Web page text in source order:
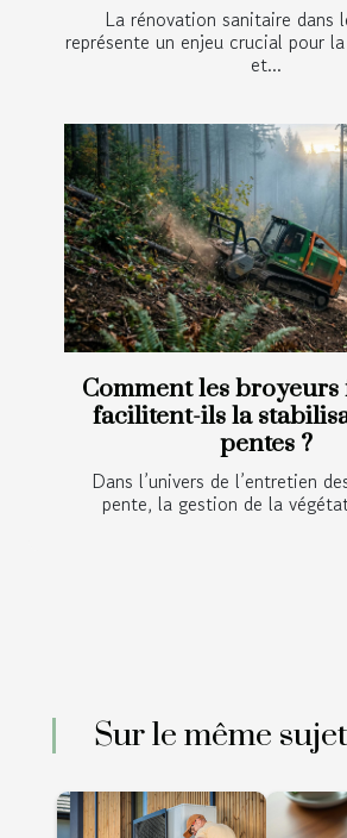
La rénovation sanitaire dans
représente un enjeu crucial pour
et...
Comment les
facilitent-ils la
pentes ?
Dans l’univers de l’entretien
pente, la gestion de la
Sur le même sujet